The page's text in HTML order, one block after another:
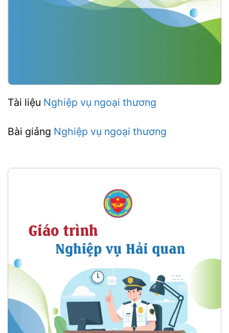
Tài liệu Nghiệp vụ ngoại thương
Bài giảng Nghiệp vụ ngoại thương